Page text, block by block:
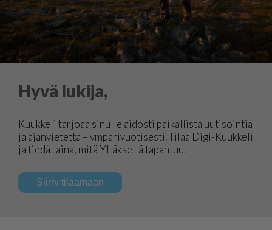
Hyvä lukija,
Kuukkeli tarjoaa sinulle aidosti paikallista uutisointia
ja ajanvietettä – ympärivuotisesti. Tilaa Digi-Kuukkeli
ja tiedät aina, mitä Ylläksellä tapahtuu.
Siirry tilaamaan